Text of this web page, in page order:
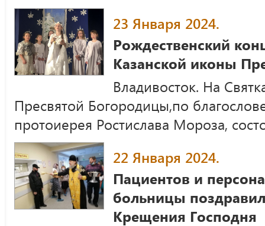
23 Января 2024.
Рождественский
Казанской иконы
Владивосток. На
Пресвятой Богородицы,по
протоиерея Ростислава Мороза,
22 Января 2024.
Пациентов и
больницы
Крещения Господня